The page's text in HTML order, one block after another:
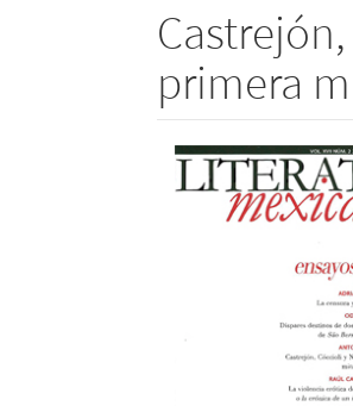
primera
Barra
lateral